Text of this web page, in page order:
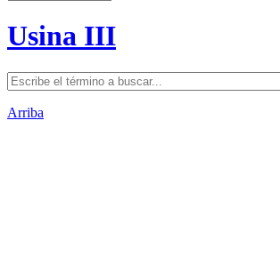
Usina III
Arriba